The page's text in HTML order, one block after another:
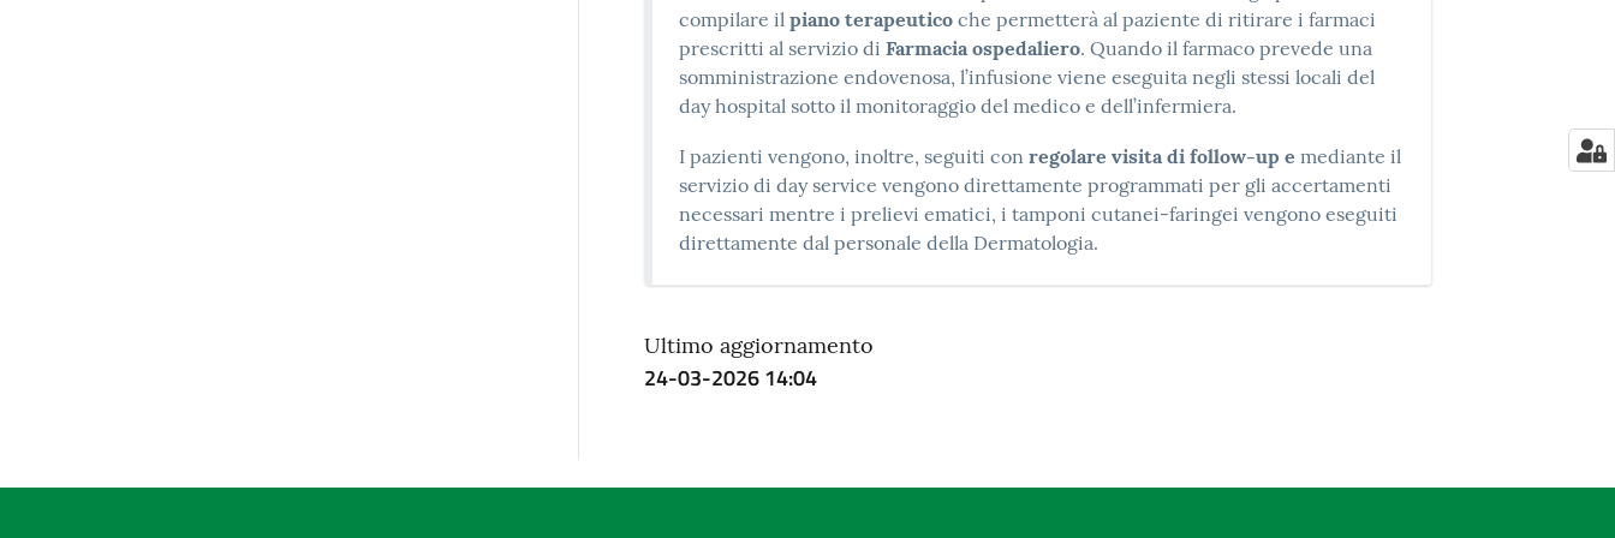
compilare ilpiano terapeuticoche permetterà al paziente di ritirare i farmaci
prescritti al servizio diFarmacia ospedaliero. Quando il farmaco prevede una
somministrazione endovenosa, l’infusione viene eseguita negli stessi locali del
day hospital sotto il monitoraggio del medico e dell’infermiera.
I pazienti vengono, inoltre, seguiti conregolare visita di follow-up emediante il
servizio di day service vengono direttamente programmati per gli accertamenti
necessari mentre i prelievi ematici, i tamponi cutanei-faringei vengono eseguiti
direttamente dal personale della Dermatologia.
Ultimo aggiornamento
24-03-2026 14:04